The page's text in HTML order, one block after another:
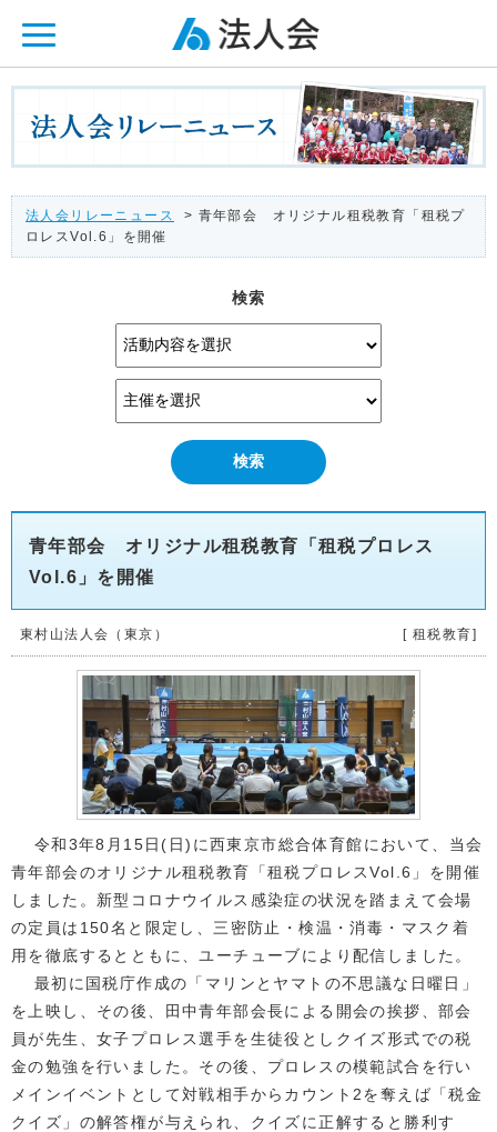
法人会リレーニュース
> 青年部会 オリジナル租税教育「租税プ
ロレスVol.6」を開催
検索
青年部会 オリジナル租税教育「租税プロレス
Vol.6」を開催
東村山法人会（東京） [ 租税教育]
令和3年8月15日(日)に西東京市総合体育館において、当会
青年部会のオリジナル租税教育「租税プロレスVol.6」を開催
しました。新型コロナウイルス感染症の状況を踏まえて会場
の定員は150名と限定し、三密防止・検温・消毒・マスク着
用を徹底するとともに、ユーチューブにより配信しました。
最初に国税庁作成の「マリンとヤマトの不思議な日曜日」
を上映し、その後、田中青年部会長による開会の挨拶、部会
員が先生、女子プロレス選手を生徒役としクイズ形式での税
金の勉強を行いました。その後、プロレスの模範試合を行い
メインイベントとして対戦相手からカウント2を奪えば「税金
クイズ」の解答権が与えられ、クイズに正解すると勝利す